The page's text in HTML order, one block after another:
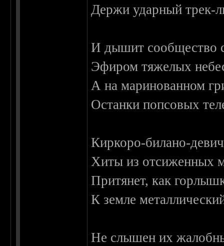
Держи ударный трек-
И дышит сообщество
Эфиром тяжелых
А на маринованном
Останки попсовых
Киркоро-билано-
Хиты из отсиженных
Притянет, как
К земле
Не слышен их